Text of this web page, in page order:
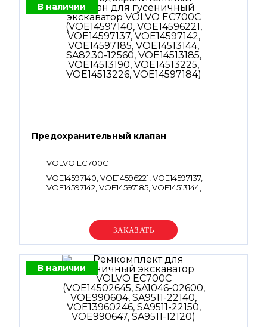
В наличии
Предохранительный клапан
VOLVO EC700C
VOE14597140, VOE14596221, VOE14597137,
VOE14597142, VOE14597185, VOE14513144,
Уточняйте цену
В наличии